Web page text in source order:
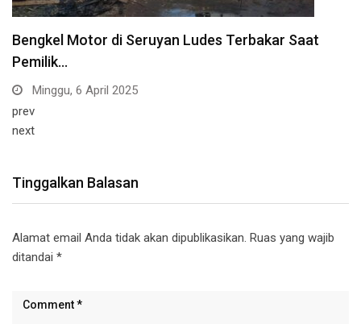
Bengkel Motor di Seruyan Ludes Terbakar Saat
Pemilik…
Minggu, 6 April 2025
prev
next
Tinggalkan Balasan
Alamat email Anda tidak akan dipublikasikan. Ruas yang wajib
ditandai *